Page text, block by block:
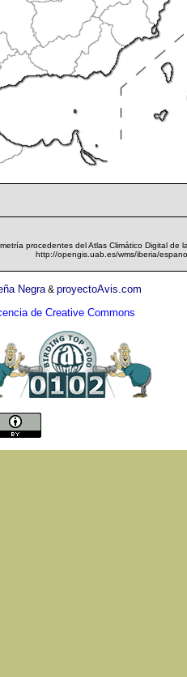
procedentes del Atlas Climático Digital
http://opengis.uab.es/wms/iberia/
Negra& proyectoAvis.com
de Creative Commons